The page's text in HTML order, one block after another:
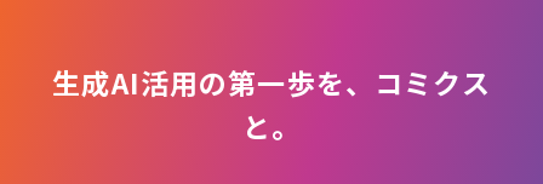
生成AI活用の第一歩を、コミクス
と。